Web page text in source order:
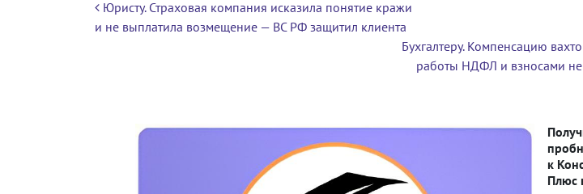
Навигация по записям
Юристу. Страховая компания исказила понятие кражи
и не выплатила возмещение — ВС РФ защитил клиента
Бухгалтеру. Компенсацию
работы НДФЛ и взносами не
к
Плюс